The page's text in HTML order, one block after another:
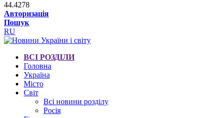
44.4278
Авторизація
Пошук
RU
ВСІ РОЗДІЛИ
Головна
Україна
Місто
Світ
Всі новини розділу
Росія